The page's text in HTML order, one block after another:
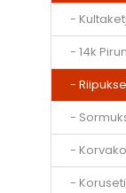
-
- 14k
-
-
-
-